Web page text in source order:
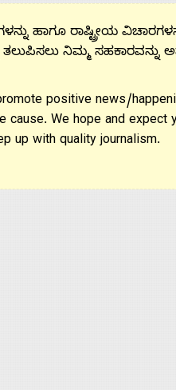
ಹಾಗೂ ರಾಷ್ಟ್ರೀಯ
ತಲುಪಿಸಲು ನಿಮ್ಮ ಸಹಕಾರವನ್ನು
positive news/
cause. We hope and
up with quality journalism.